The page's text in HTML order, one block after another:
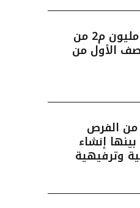
أمانة حائل تنجز أكثر من مليون م2 من
الأول من
من الفرص
إنشاء
وترفيهية